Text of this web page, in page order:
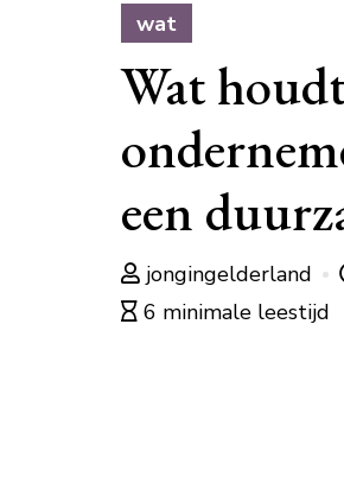
wat
Wat
een
jongingelderland
6 minimale leestijd